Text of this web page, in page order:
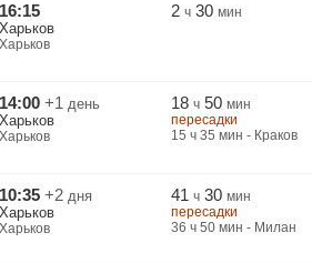
16:15
Харьков
Харьков
2 ч 30 мин
14:00 +1 день
Харьков
Харьков
18 ч 50 мин
пересадки
15 ч 35 мин - Краков
10:35 +2 дня
Харьков
Харьков
41 ч 30 мин
пересадки
36 ч 50 мин - Милан